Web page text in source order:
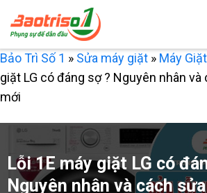
qua
nội
dung
Bảo Trì Số 1 » Sửa máy giặt » Máy
giặt LG có đáng sợ ? Nguyên nhân
mới
Lỗi 1E máy giặt LG có
Nguyên nhân và cách